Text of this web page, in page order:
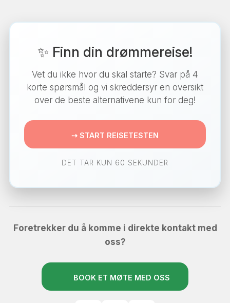
✨ Finn din drømmereise!
Vet du ikke hvor du skal starte? Svar på 4
korte spørsmål og vi skreddersyr en oversikt
over de beste alternativene kun for deg!
⇢ START REISETESTEN
DET TAR KUN 60 SEKUNDER
Foretrekker du å komme i direkte kontakt med
oss?
BOOK ET MØTE MED OSS